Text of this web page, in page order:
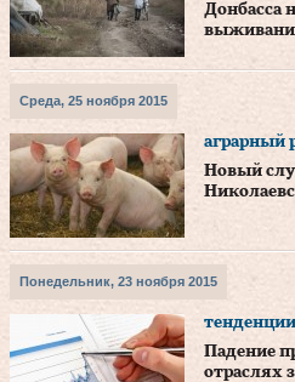
Донбасса
Среда, 25 ноября 2015
аграрный
Новый
Понедельник, 23 ноября 2015
тенденции
Падение
отраслях